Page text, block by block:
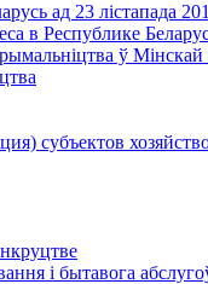
ад 23 лістапада
в Республике
ў Мінскай
субъектов
і бытавога